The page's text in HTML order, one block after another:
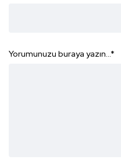
Yorumunuzu buraya yazın...*